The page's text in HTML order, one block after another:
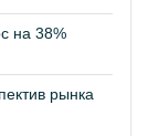
на 38%
рынка